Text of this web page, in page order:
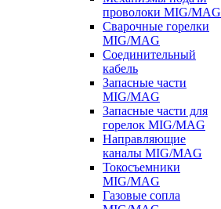
проволоки MIG/MAG
Сварочные горелки
MIG/MAG
Соединительный
кабель
Запасные части
MIG/MAG
Запасные части для
горелок MIG/MAG
Направляющие
каналы MIG/MAG
Токосъемники
MIG/MAG
Газовые сопла